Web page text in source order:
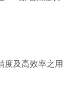
度及高效率之用